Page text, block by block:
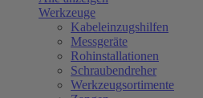
Werkzeuge
Kabeleinzugshilfen
Messgeräte
Rohinstallationen
Schraubendreher
Werkzeugsortimente